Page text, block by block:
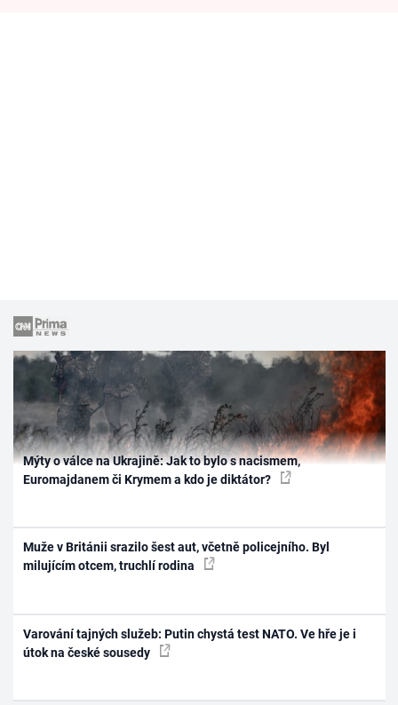
Mýty o válce na Ukrajině: Jak to bylo s nacismem,
Euromajdanem či Krymem a kdo je diktátor?
Muže v Británii srazilo šest aut, včetně policejního. Byl
milujícím otcem, truchlí rodina
Varování tajných služeb: Putin chystá test NATO. Ve hře je i
útok na české sousedy